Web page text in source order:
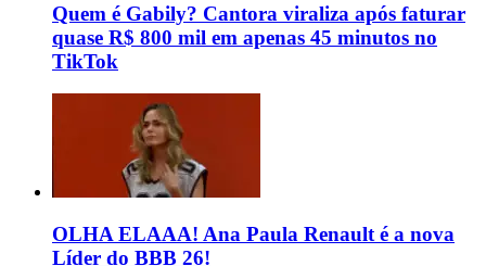
Quem é Gabily? Cantora viraliza após faturar
quase R$ 800 mil em apenas 45 minutos no
TikTok
OLHA ELAAA! Ana Paula Renault é a nova
Líder do BBB 26!